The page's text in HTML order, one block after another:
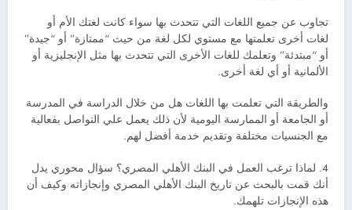
تجاوب عن جميع اللغات التي تتحدث بها سواء كانت لغتك الأم أو
لغات أخرى تعلمتها مع مستوي لكل لغة من حيث “ممتازة” أو “جيدة”
أو “مبتدئة” وتعلمك للغات الأخرى التي تتحدث بها مثل الإنجليزية أو
الألمانية أو أي لغة أخرى.
والطريقة التي تعلمت بها اللغات هل من خلال الدراسة في المدرسة
أو الجامعة أو الممارسة اليومية لأن ذلك يعمل علي التواصل بفعالية
مع الجنسيات مختلفة وتقديم خدمة أفضل لهم.
4. لماذا ترغب العمل في البنك الأهلي المصري؟ سؤال محوري يدل
أنك قمت بالبحث عن تاريخ البنك الأهلي المصري وإنجازاته وكيف أن
هذه الإنجازات تلهمك.